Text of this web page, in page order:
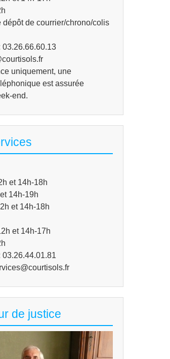
dépôt de courrier/chrono/colis
uniquement, une
est assurée
end.
et 14h-18h
14h-19h
et 14h-18h
et 14h-17h
de justice